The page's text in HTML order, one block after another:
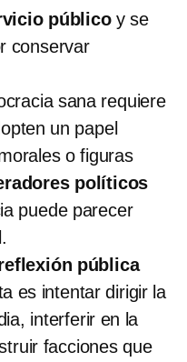
públicoy se
conservar
sana requiere
un papel
o figuras
políticos
puede parecer
pública
es intentar dirigir la
interferir en la
facciones que